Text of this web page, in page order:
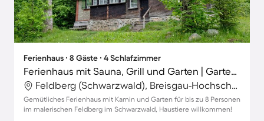
Ferienhaus ∙ 8 Gäste ∙ 4 Schlafzimmer
Ferienhaus mit Sauna, Grill und Garten | Gartenblick
Feldberg (Schwarzwald), Breisgau-Hochschwarzwald, Deutschland
Gemütliches Ferienhaus mit Kamin und Garten für bis zu 8 Personen
im malerischen Feldberg im Schwarzwald, Haustiere willkommen!